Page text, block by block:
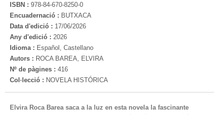
ISBN : 978-84-670-8250-0
Encuadernació : BUTXACA
Data d'edició : 17/06/2026
Any d'edició : 2026
Idioma : Español, Castellano
Autors : ROCA BAREA, ELVIRA
Nº de pàgines : 416
Col·lecció : NOVELA HISTÓRICA
Elvira Roca Barea saca a la luz en esta novela la fascinante